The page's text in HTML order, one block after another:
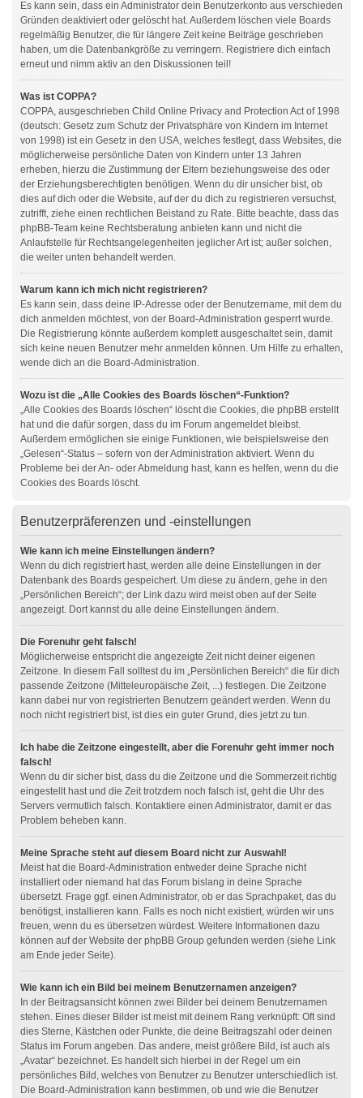
Es kann sein, dass ein Administrator dein Benutzerkonto aus verschieden
Gründen deaktiviert oder gelöscht hat. Außerdem löschen viele Boards
regelmäßig Benutzer, die für längere Zeit keine Beiträge geschrieben
haben, um die Datenbankgröße zu verringern. Registriere dich einfach
erneut und nimm aktiv an den Diskussionen teil!
Was ist COPPA?
COPPA, ausgeschrieben Child Online Privacy and Protection Act of 1998
(deutsch: Gesetz zum Schutz der Privatsphäre von Kindern im Internet
von 1998) ist ein Gesetz in den USA, welches festlegt, dass Websites, die
möglicherweise persönliche Daten von Kindern unter 13 Jahren
erheben, hierzu die Zustimmung der Eltern beziehungsweise des oder
der Erziehungsberechtigten benötigen. Wenn du dir unsicher bist, ob
dies auf dich oder die Website, auf der du dich zu registrieren versuchst,
zutrifft, ziehe einen rechtlichen Beistand zu Rate. Bitte beachte, dass das
phpBB-Team keine Rechtsberatung anbieten kann und nicht die
Anlaufstelle für Rechtsangelegenheiten jeglicher Art ist; außer solchen,
die weiter unten behandelt werden.
Warum kann ich mich nicht registrieren?
Es kann sein, dass deine IP-Adresse oder der Benutzername, mit dem du
dich anmelden möchtest, von der Board-Administration gesperrt wurde.
Die Registrierung könnte außerdem komplett ausgeschaltet sein, damit
sich keine neuen Benutzer mehr anmelden können. Um Hilfe zu erhalten,
wende dich an die Board-Administration.
Wozu ist die „Alle Cookies des Boards löschen“-Funktion?
„Alle Cookies des Boards löschen“ löscht die Cookies, die phpBB erstellt
hat und die dafür sorgen, dass du im Forum angemeldet bleibst.
Außerdem ermöglichen sie einige Funktionen, wie beispielsweise den
„Gelesen“-Status – sofern von der Administration aktiviert. Wenn du
Probleme bei der An- oder Abmeldung hast, kann es helfen, wenn du die
Cookies des Boards löscht.
Benutzerpräferenzen und -einstellungen
Wie kann ich meine Einstellungen ändern?
Wenn du dich registriert hast, werden alle deine Einstellungen in der
Datenbank des Boards gespeichert. Um diese zu ändern, gehe in den
„Persönlichen Bereich“; der Link dazu wird meist oben auf der Seite
angezeigt. Dort kannst du alle deine Einstellungen ändern.
Die Forenuhr geht falsch!
Möglicherweise entspricht die angezeigte Zeit nicht deiner eigenen
Zeitzone. In diesem Fall solltest du im „Persönlichen Bereich“ die für dich
passende Zeitzone (Mitteleuropäische Zeit, ...) festlegen. Die Zeitzone
kann dabei nur von registrierten Benutzern geändert werden. Wenn du
noch nicht registriert bist, ist dies ein guter Grund, dies jetzt zu tun.
Ich habe die Zeitzone eingestellt, aber die Forenuhr geht immer noch
falsch!
Wenn du dir sicher bist, dass du die Zeitzone und die Sommerzeit richtig
eingestellt hast und die Zeit trotzdem noch falsch ist, geht die Uhr des
Servers vermutlich falsch. Kontaktiere einen Administrator, damit er das
Problem beheben kann.
Meine Sprache steht auf diesem Board nicht zur Auswahl!
Meist hat die Board-Administration entweder deine Sprache nicht
installiert oder niemand hat das Forum bislang in deine Sprache
übersetzt. Frage ggf. einen Administrator, ob er das Sprachpaket, das du
benötigst, installieren kann. Falls es noch nicht existiert, würden wir uns
freuen, wenn du es übersetzen würdest. Weitere Informationen dazu
können auf der Website der phpBB Group gefunden werden (siehe Link
am Ende jeder Seite).
Wie kann ich ein Bild bei meinem Benutzernamen anzeigen?
In der Beitragsansicht können zwei Bilder bei deinem Benutzernamen
stehen. Eines dieser Bilder ist meist mit deinem Rang verknüpft: Oft sind
dies Sterne, Kästchen oder Punkte, die deine Beitragszahl oder deinen
Status im Forum angeben. Das andere, meist größere Bild, ist auch als
„Avatar“ bezeichnet. Es handelt sich hierbei in der Regel um ein
persönliches Bild, welches von Benutzer zu Benutzer unterschiedlich ist.
Die Board-Administration kann bestimmen, ob und wie die Benutzer